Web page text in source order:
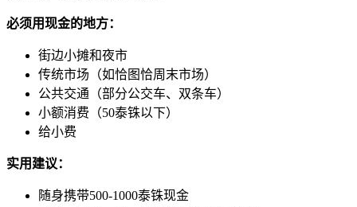
必须用现金的地方：
街边小摊和夜市
传统市场（如恰图恰周末市场）
公共交通（部分公交车、双条车）
小额消费（50泰铢以下）
给小费
实用建议：
随身携带500-1000泰铢现金